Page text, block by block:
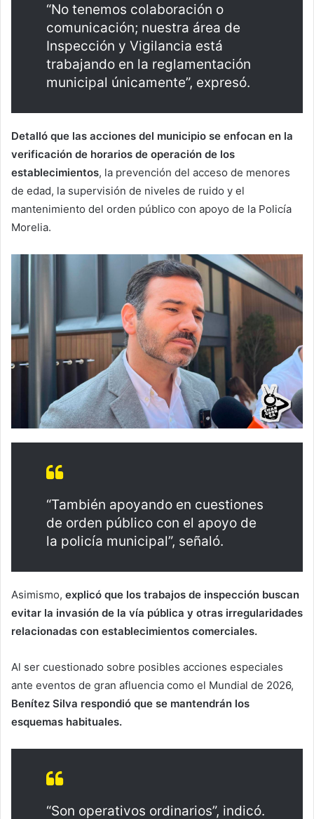
“No tenemos colaboración o
comunicación; nuestra área de
Inspección y Vigilancia está
trabajando en la reglamentación
municipal únicamente”, expresó.
Detalló que las acciones del municipio se enfocan en la
verificación de horarios de operación de los
establecimientos, la prevención del acceso de menores
de edad, la supervisión de niveles de ruido y el
mantenimiento del orden público con apoyo de la Policía
Morelia.
“También apoyando en cuestiones
de orden público con el apoyo de
la policía municipal”, señaló.
Asimismo, explicó que los trabajos de inspección buscan
evitar la invasión de la vía pública y otras irregularidades
relacionadas con establecimientos comerciales.
Al ser cuestionado sobre posibles acciones especiales
ante eventos de gran afluencia como el Mundial de 2026,
Benítez Silva respondió que se mantendrán los
esquemas habituales.
“Son operativos ordinarios”, indicó.